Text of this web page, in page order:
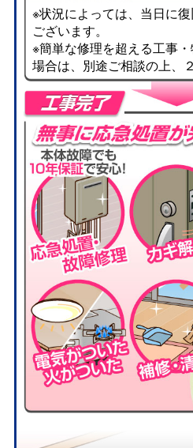
※状況によっては、当日に
ございます。
※簡単な修理を超える工事
場合は、別途ご相談の上、